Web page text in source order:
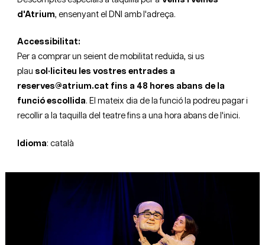
d'Atrium, ensenyant el DNI amb l'adreça.
Accessibilitat:
Per a comprar un seient de mobilitat reduïda, si us
plau sol·liciteu les vostres entrades a
reserves@atrium.cat fins a 48 hores abans de la
funció escollida. El mateix dia de la funció la podreu pagar i
recollir a la taquilla del teatre fins a una hora abans de l'inici.
Idioma: català